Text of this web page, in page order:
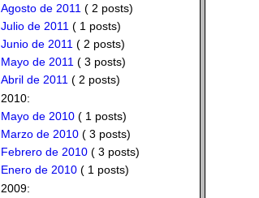
Agosto de 2011 ( 2 posts)
Julio de 2011 ( 1 posts)
Junio de 2011 ( 2 posts)
Mayo de 2011 ( 3 posts)
Abril de 2011( 2 posts)
2010:
Mayo de 2010( 1 posts)
Marzo de 2010( 3 posts)
Febrero de 2010( 3 posts)
Enero de 2010( 1 posts)
2009: